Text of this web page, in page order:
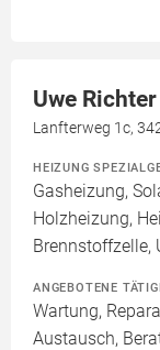
Uwe
Lanfterweg 1c,
HEIZUNG
Gasheizung,
Holzheizung,
Brennstoffzelle,
ANGEBOTENE
Wartung,
Austausch,